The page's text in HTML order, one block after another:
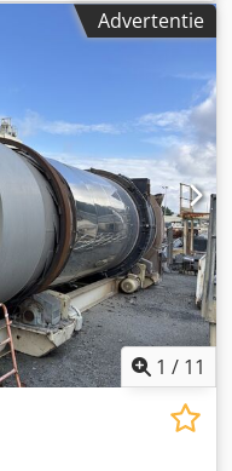
Advertentie
1 / 11